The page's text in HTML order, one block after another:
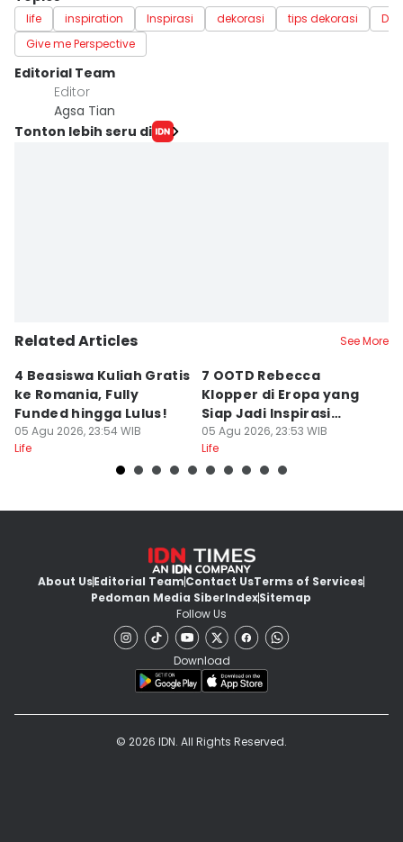
life inspiration Inspirasi dekorasi tips dekorasi
Give me Perspective
Editorial Team
Editor
Agsa Tian
Tonton lebih seru di
Related Articles See More
4 Beasiswa Kuliah Gratis
ke Romania, Fully
Funded hingga Lulus!
05 Agu 2026, 23:54 WIB
Life
7 OOTD Rebecca
Klopper di Eropa yang
Siap Jadi Inspirasi
Summer Look
05 Agu 2026, 23:53 WIB
Life
About UsEditorial TeamContact UsTerms of Services
Pedoman Media SiberIndexSitemap
Follow Us
Download
© 2026 IDN. All Rights Reserved.